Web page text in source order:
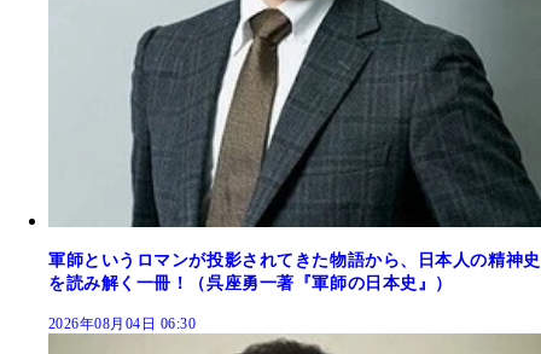
軍師というロマンが投影されてきた物語から、日本人の精神史
を読み解く一冊！（呉座勇一著『軍師の日本史』）
2026年08月04日 06:30